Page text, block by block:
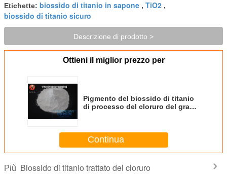
Etichette: biossido di titanio in sapone , TiO2 ,
biossido di titanio sicuro
Descrizione di prodotto >
Ottieni il miglior prezzo per
Pigmento del biossido di titanio
di processo del cloruro del grado
Continua
Più Biossido di titanio trattato del cloruro